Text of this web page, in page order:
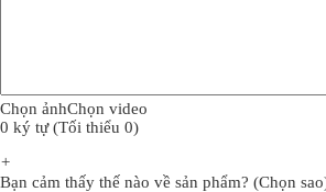
Chọn ảnhChọn video
0 ký tự (Tối thiểu 0)
+
Bạn cảm thấy thế nào về sản phẩm? (Chọn